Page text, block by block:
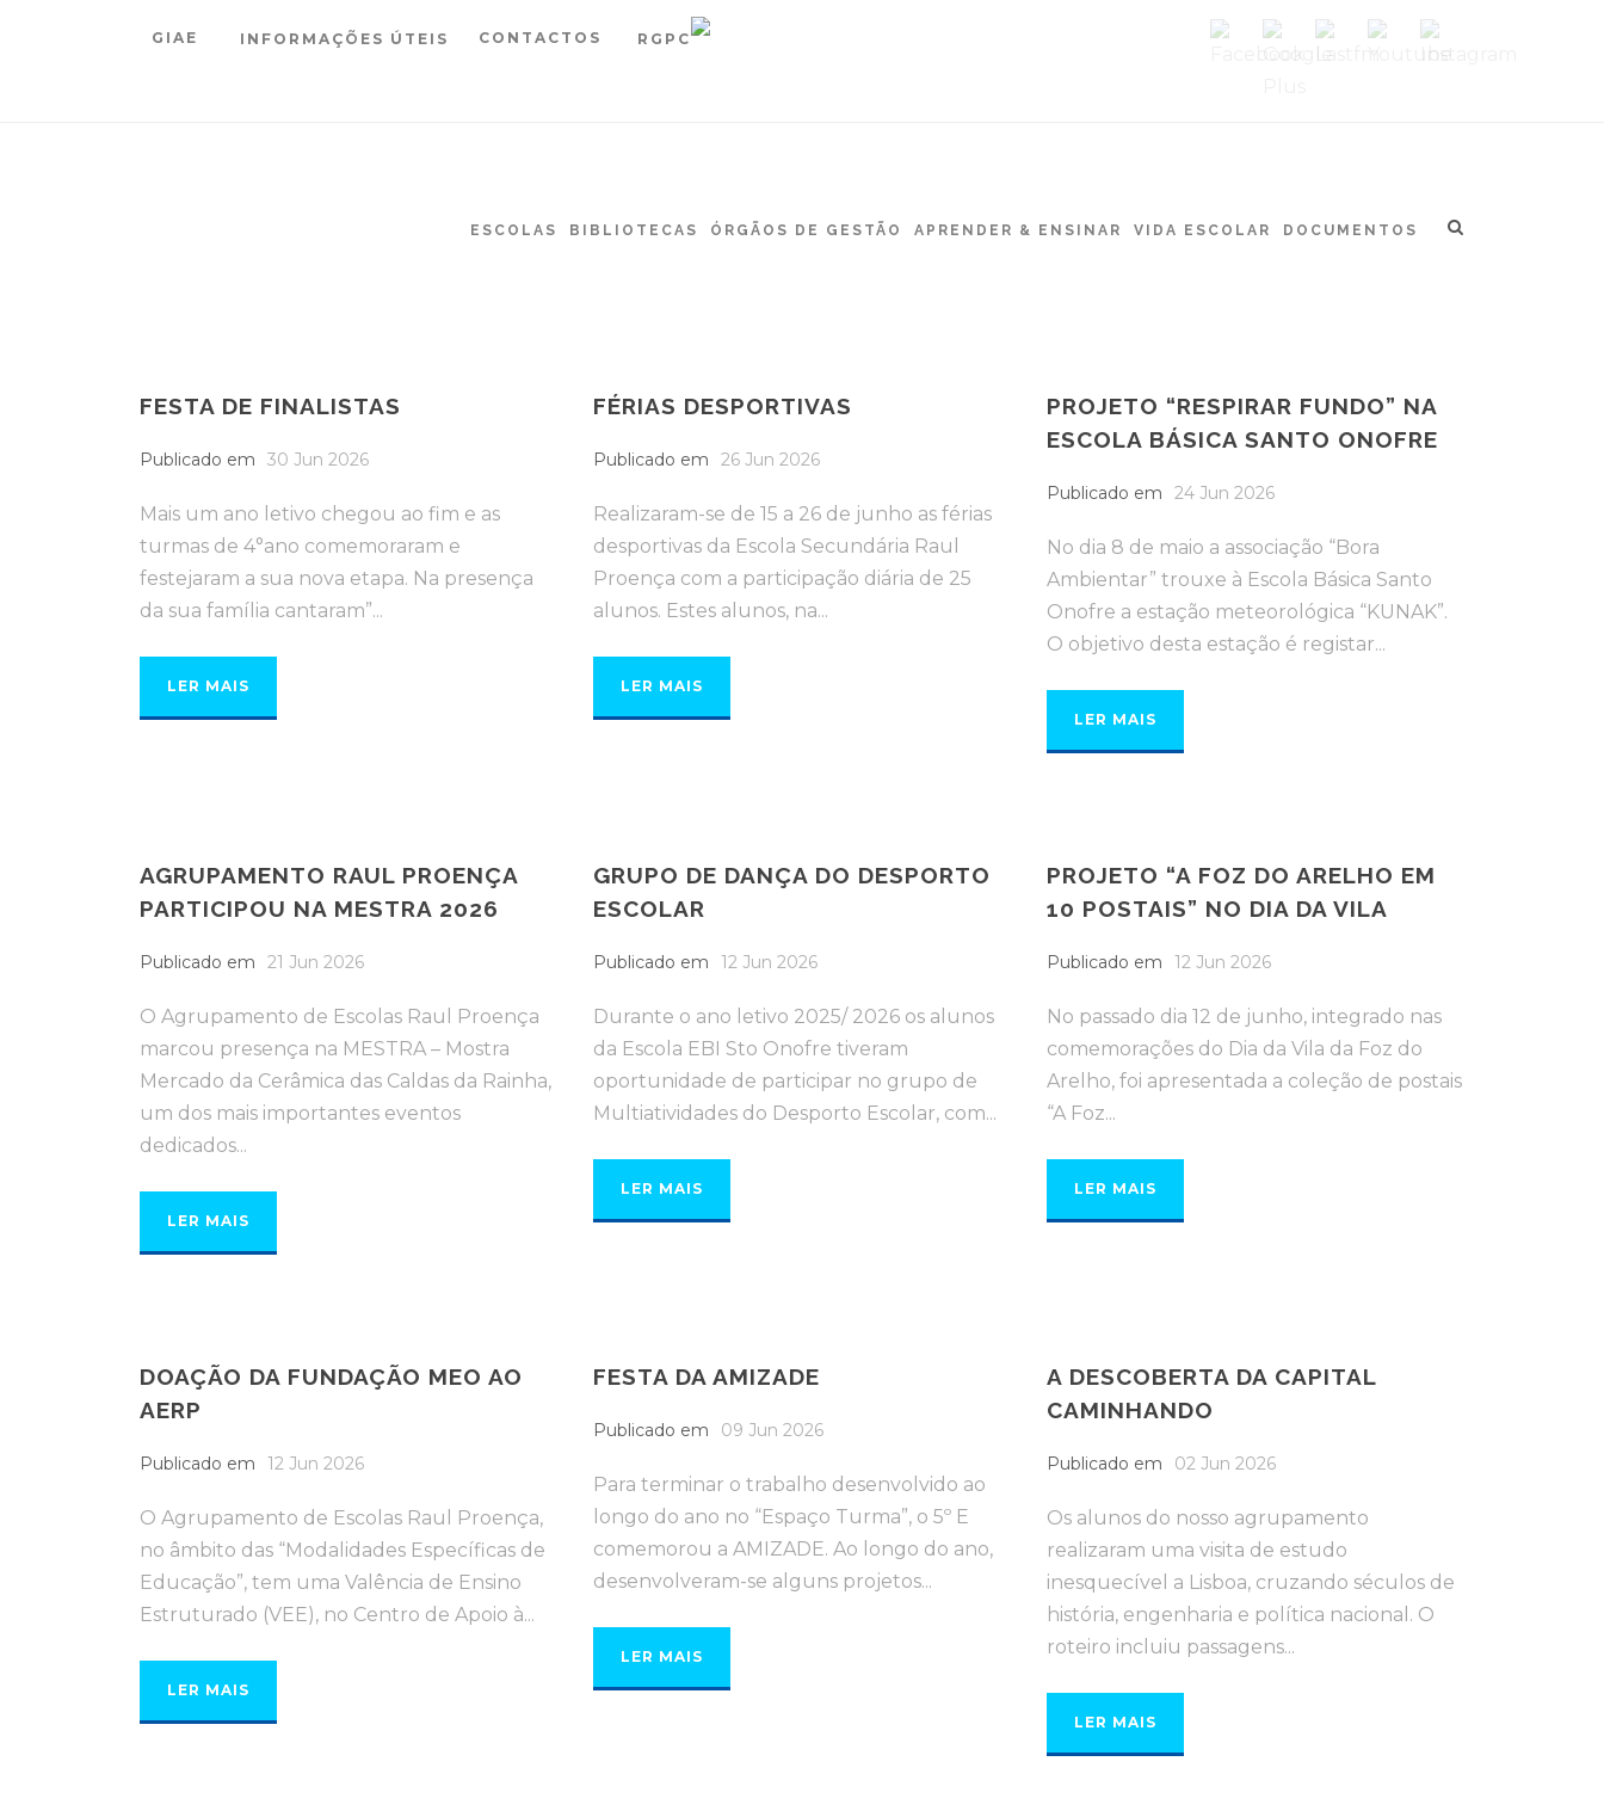
GIAE INFORMAÇÕES ÚTEIS CONTACTOS RGPC
ESCOLAS BIBLIOTECAS ÓRGÃOS DE GESTÃO APRENDER & ENSINAR VIDA ESCOLAR DOCUMENTOS
FESTA DE FINALISTAS
Publicado em 30 Jun 2026
Mais um ano letivo chegou ao fim e as
turmas de 4°ano comemoraram e
festejaram a sua nova etapa. Na presença
da sua família cantaram”...
LER MAIS
FÉRIAS DESPORTIVAS
Publicado em 26 Jun 2026
Realizaram-se de 15 a 26 de junho as férias
desportivas da Escola Secundária Raul
Proença com a participação diária de 25
alunos. Estes alunos, na...
LER MAIS
PROJETO “RESPIRAR FUNDO” NA
ESCOLA BÁSICA SANTO ONOFRE
Publicado em 24 Jun 2026
No dia 8 de maio a associação “Bora
Ambientar” trouxe à Escola Básica Santo
Onofre a estação meteorológica “KUNAK”.
O objetivo desta estação é registar...
LER MAIS
AGRUPAMENTO RAUL PROENÇA
PARTICIPOU NA MESTRA 2026
Publicado em 21 Jun 2026
O Agrupamento de Escolas Raul Proença
marcou presença na MESTRA – Mostra
Mercado da Cerâmica das Caldas da Rainha,
um dos mais importantes eventos
dedicados...
LER MAIS
GRUPO DE DANÇA DO DESPORTO
ESCOLAR
Publicado em 12 Jun 2026
Durante o ano letivo 2025/ 2026 os alunos
da Escola EBI Sto Onofre tiveram
oportunidade de participar no grupo de
Multiatividades do Desporto Escolar, com...
LER MAIS
PROJETO “A FOZ DO ARELHO EM
10 POSTAIS” NO DIA DA VILA
Publicado em 12 Jun 2026
No passado dia 12 de junho, integrado nas
comemorações do Dia da Vila da Foz do
Arelho, foi apresentada a coleção de postais
“A Foz...
LER MAIS
DOAÇÃO DA FUNDAÇÃO MEO AO
AERP
Publicado em 12 Jun 2026
O Agrupamento de Escolas Raul Proença,
no âmbito das “Modalidades Específicas de
Educação”, tem uma Valência de Ensino
Estruturado (VEE), no Centro de Apoio à...
LER MAIS
FESTA DA AMIZADE
Publicado em 09 Jun 2026
Para terminar o trabalho desenvolvido ao
longo do ano no “Espaço Turma”, o 5º E
comemorou a AMIZADE. Ao longo do ano,
desenvolveram-se alguns projetos...
LER MAIS
A DESCOBERTA DA CAPITAL
CAMINHANDO
Publicado em 02 Jun 2026
Os alunos do nosso agrupamento
realizaram uma visita de estudo
inesquecível a Lisboa, cruzando séculos de
história, engenharia e política nacional. O
roteiro incluiu passagens...
LER MAIS